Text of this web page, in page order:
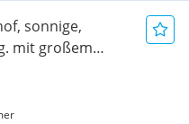
sonnige,
mit großem